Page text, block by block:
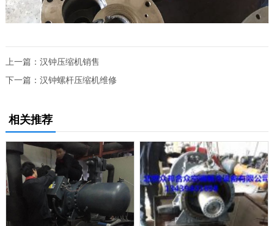
上一篇： 汉钟压缩机销售
下一篇： 汉钟螺杆压缩机维修
相关推荐